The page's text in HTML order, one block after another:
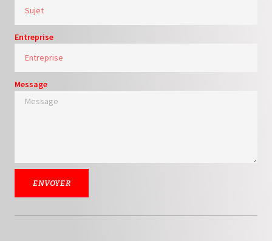
Entreprise
Message
ENVOYER